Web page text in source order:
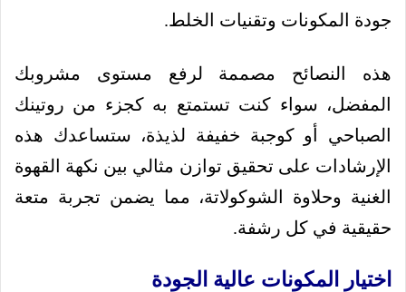
جودة المكونات وتقنيات الخلط.
هذه النصائح مصممة لرفع مستوى مشروبك
المفضل، سواء كنت تستمتع به كجزء من روتينك
الصباحي أو كوجبة خفيفة لذيذة، ستساعدك هذه
الإرشادات على تحقيق توازن مثالي بين نكهة القهوة
الغنية وحلاوة الشوكولاتة، مما يضمن تجربة متعة
حقيقية في كل رشفة.
اختيار المكونات عالية الجودة